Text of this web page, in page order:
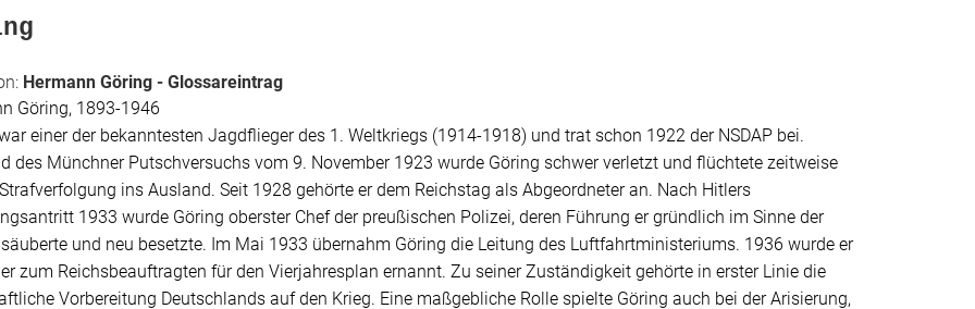
Hermann Göring - Glossareintrag
Göring, 1893-1946
einer der bekanntesten Jagdflieger des 1. Weltkriegs (1914-1918) und trat schon 1922 der NSDAP bei.
des Münchner Putschversuchs vom 9. November 1923 wurde Göring schwer verletzt und flüchtete zeitweise
ins Ausland. Seit 1928 gehörte er dem Reichstag als Abgeordneter an. Nach Hitlers
1933 wurde Göring oberster Chef der preußischen Polizei, deren Führung er gründlich im Sinne der
säuberte und neu besetzte. Im Mai 1933 übernahm Göring die Leitung des Luftfahrtministeriums. 1936 wurde er
zum Reichsbeauftragten für den Vierjahresplan ernannt. Zu seiner Zuständigkeit gehörte in erster Linie die
Vorbereitung Deutschlands auf den Krieg. Eine maßgebliche Rolle spielte Göring auch bei der Arisierung,